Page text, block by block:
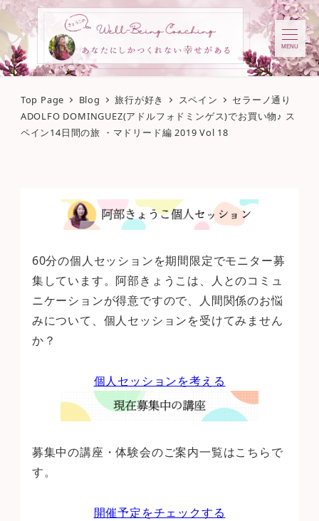
MENU
Top Page Blog 旅行が好き スペイン
セラーノ通り
ADOLFO DOMINGUEZ(アドルフォドミンゲス)でお買い物♪ ス
ペイン14日間の旅 ・マドリード編 2019 Vol 18
60分の個人セッションを期間限定でモニター募
集しています。阿部きょうこは、人とのコミュ
ニケーションが得意ですので、人間関係のお悩
みについて、個人セッションを受けてみません
か？
個人セッションを考える
募集中の講座・体験会のご案内一覧はこちらで
す。
開催予定をチェックする